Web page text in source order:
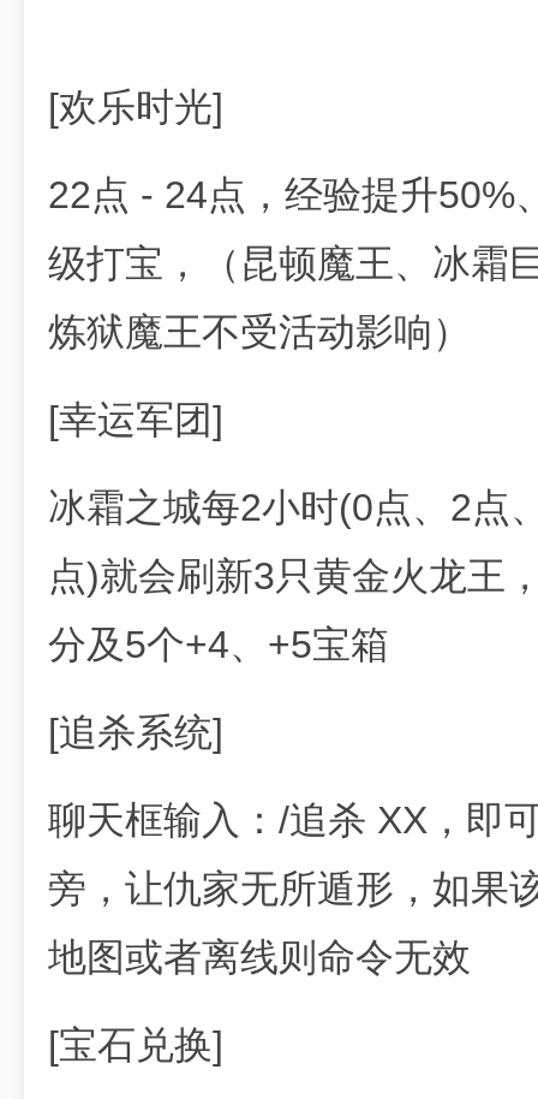
[欢乐时光]
22点 - 24点，经验提升50%
级打宝，（昆顿魔王、冰霜
炼狱魔王不受活动影响）
[幸运军团]
冰霜之城每2小时(0点、2点
点)就会刷新3只黄金火龙王
分及5个+4、+5宝箱
[追杀系统]
聊天框输入：/追杀 XX，即
旁，让仇家无所遁形，如果
地图或者离线则命令无效
[宝石兑换]